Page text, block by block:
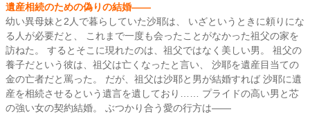
遺産相続のための偽りの結婚――
幼い異母妹と2人で暮らしていた沙耶は、 いざというときに頼りにな
る人が必要だと、 これまで一度も会ったことがなかった祖父の家を
訪ねた。 するとそこに現れたのは、祖父ではなく美しい男。 祖父の
養子だという彼は、祖父は亡くなったと言い、 沙耶を遺産目当ての
金の亡者だと罵った。 だが、祖父は沙耶と男が結婚すれば 沙耶に遺
産を相続させるという遺言を遺しており…… プライドの高い男と芯
の強い女の契約結婚。 ぶつかり合う愛の行方は――